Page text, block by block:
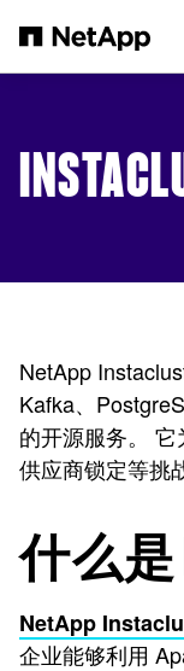
NetApp
Kafka、
的开源服务。
供应商锁定等挑
什么是
NetApp
企业能够利用